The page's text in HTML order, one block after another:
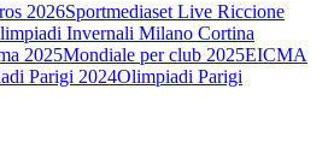
2026Sportmediaset Live Riccione
Invernali Milano Cortina
2025Mondiale per club 2025EICMA
Parigi 2024Olimpiadi Parigi